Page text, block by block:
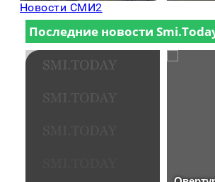
Новости СМИ2